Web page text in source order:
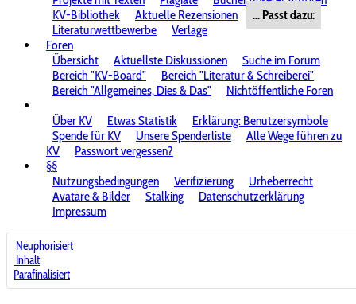
KV-Bibliothek
Aktuelle Rezensionen
... Passt dazu:
Literaturwettbewerbe
Verlage
Foren
Übersicht
Aktuellste Diskussionen
Suche im Forum
Bereich "KV-Board"
Bereich "Literatur & Schreiberei"
Bereich "Allgemeines, Dies & Das"
Nichtöffentliche Foren
Über KV
Etwas Statistik
Erklärung: Benutzersymbole
Spende für KV
Unsere Spenderliste
Alle Wege führen zu
KV
Passwort vergessen?
§§
Nutzungsbedingungen
Verifizierung
Urheberrecht
Avatare & Bilder
Stalking
Datenschutzerklärung
Impressum
Neuphorisiert
Inhalt
Parafinalisiert